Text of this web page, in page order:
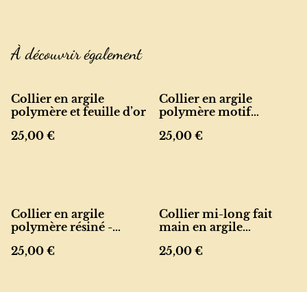
À découvrir également
Collier en argile
polymère et feuille d’or
25,00 €
Collier en argile
polymère motif
25,00 €
Collier en argile
polymère résiné -
25,00 €
Collier mi-long fait
main en argile
inoxydable doré
25,00 €